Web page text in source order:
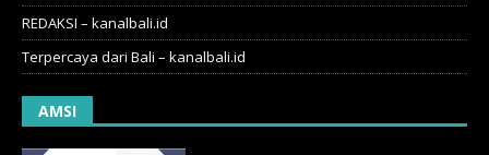
REDAKSI – kanalbali.id
Terpercaya dari Bali – kanalbali.id
AMSI